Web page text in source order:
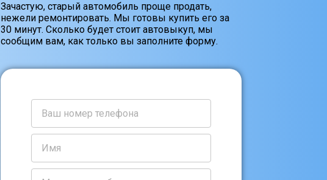
Зачастую, старый автомобиль проще продать,
нежели ремонтировать. Мы готовы купить его за
30 минут. Сколько будет стоит автовыкуп, мы
сообщим вам, как только вы заполните форму.